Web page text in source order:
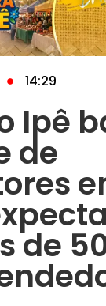
14:29
Ipê
de
de